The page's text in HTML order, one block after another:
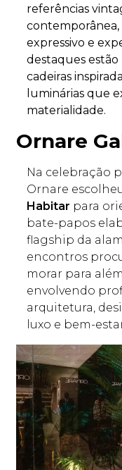
referências
expressivo e
destaques
cadeiras
luminárias que
materialidade.
Ornare
Na celebração
Ornare
Habitar para
bate-papos
flagship da
encontros
morar para
envolvendo
arquitetura,
luxo e bem-